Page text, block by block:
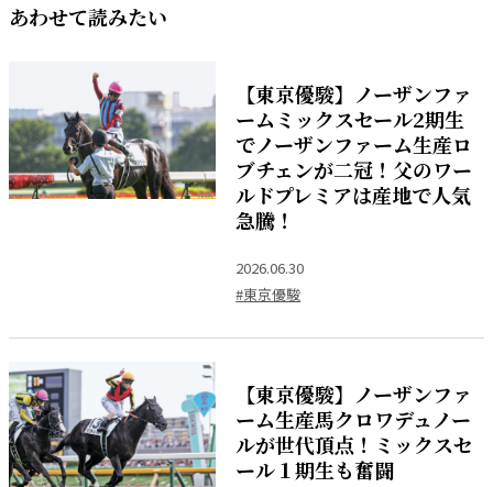
あわせて読みたい
【東京優駿】ノーザンファ
ームミックスセール2期生
でノーザンファーム生産ロ
ブチェンが二冠！父のワー
ルドプレミアは産地で人気
急騰！
2026.06.30
#東京優駿
【東京優駿】ノーザンファ
ーム生産馬クロワデュノー
ルが世代頂点！ミックスセ
ール１期生も奮闘